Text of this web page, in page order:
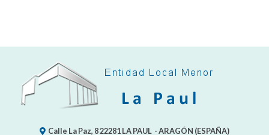
Calle La Paz, 822281LA PAUL - ARAGÓN (ESPAÑA)